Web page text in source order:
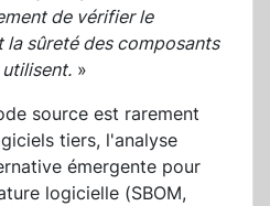
de vérifier le
la sûreté des composants
»
source est rarement
tiers, l'analyse
émergente pour
logicielle (SBOM,